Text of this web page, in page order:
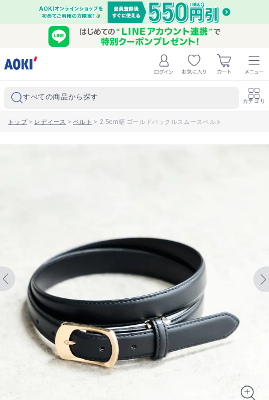
すべての商品から探す カテゴリ
トップ> レディース > ベルト > 2.5cm幅 ゴールドバックルスムースベルト